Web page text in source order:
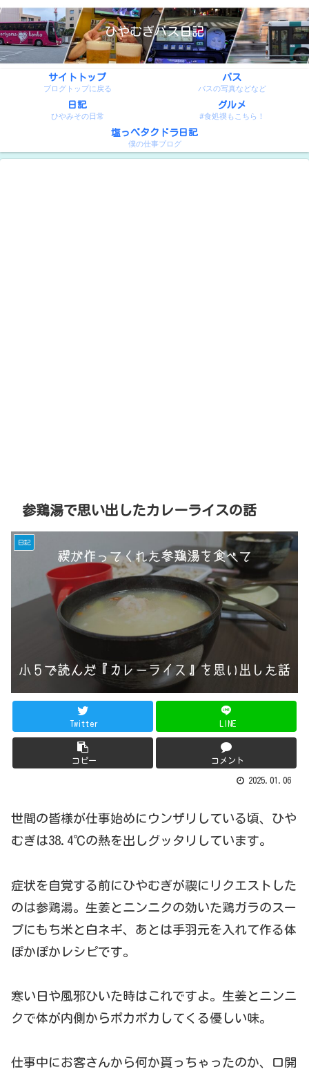
ひやむぎバス日記
サイトトップ
ブログトップに戻る
バス
バスの写真などなど
日記
ひやみその日常
グルメ
#食処禊もこちら！
塩っぺタクドラ日記
僕の仕事ブログ
参鶏湯で思い出したカレーライスの話
日記
Twitter LINE
コピー コメント
2025.01.06
世間の皆様が仕事始めにウンザリしている頃、ひや
むぎは38.4℃の熱を出しグッタリしています。
症状を自覚する前にひやむぎが禊にリクエストした
のは参鶏湯。生姜とニンニクの効いた鶏ガラのスー
プにもち米と白ネギ、あとは手羽元を入れて作る体
ぽかぽかレシピです。
寒い日や風邪ひいた時はこれですよ。生姜とニンニ
クで体が内側からポカポカしてくる優しい味。
仕事中にお客さんから何か貰っちゃったのか、口開